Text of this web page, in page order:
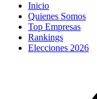
Inicio
Quienes Somos
Top Empresas
Rankings
Elecciones 2026